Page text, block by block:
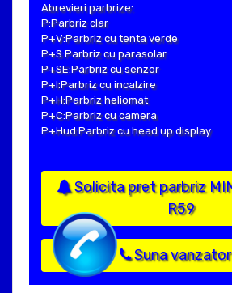
Abrevieri parbrize:
P:Parbriz clar
P+V:Parbriz cu tenta verde
P+S:Parbriz cu parasolar
P+SE:Parbriz cu senzor
P+I:Parbriz cu incalzire
P+H:Parbriz heliomat
P+C:Parbriz cu camera
P+Hud:Parbriz cu head up display
Solicita pret parbriz
R59
Suna